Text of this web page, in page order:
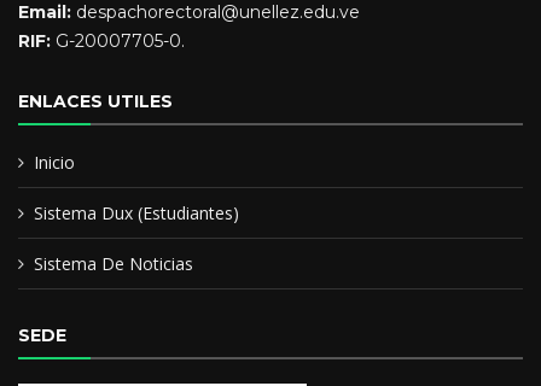
Email: despachorectoral@unellez.edu.ve
RIF: G-20007705-0.
ENLACES UTILES
Inicio
Sistema Dux (Estudiantes)
Sistema De Noticias
SEDE